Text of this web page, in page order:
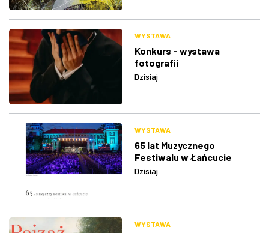
WYSTAWA
Konkurs - wystawa
fotografii
Dzisiaj
WYSTAWA
65 lat Muzycznego
Festiwalu w Łańcucie
Dzisiaj
WYSTAWA